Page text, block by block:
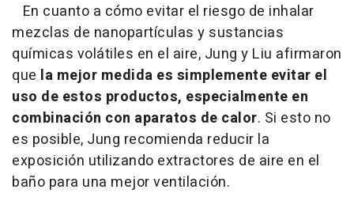
En cuanto a cómo evitar el riesgo de inhalar
mezclas de nanopartículas y sustancias
químicas volátiles en el aire, Jung y Liu afirmaron
que la mejor medida es simplemente evitar el
uso de estos productos, especialmente en
combinación con aparatos de calor. Si esto no
es posible, Jung recomienda reducir la
exposición utilizando extractores de aire en el
baño para una mejor ventilación.